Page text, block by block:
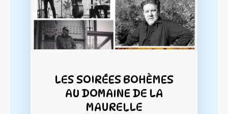
LES SOIRÉES BOHÈMES
AU DOMAINE DE LA
MAURELLE